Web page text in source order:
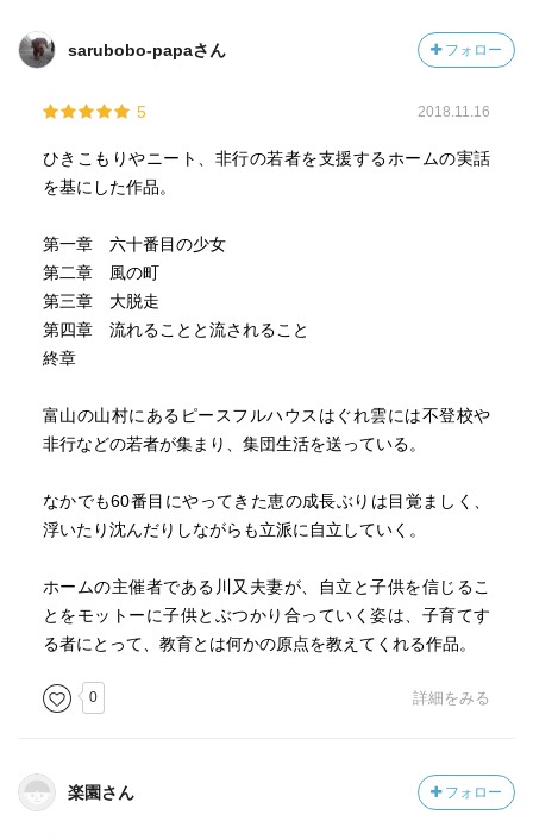
sarubobo-papaさん フォロー
5 2018.11.16
ひきこもりやニート、非行の若者を支援するホームの実話
を基にした作品。
第一章 六十番目の少女
第二章 風の町
第三章 大脱走
第四章 流れることと流されること
終章
富山の山村にあるピースフルハウスはぐれ雲には不登校や
非行などの若者が集まり、集団生活を送っている。
なかでも60番目にやってきた恵の成長ぶりは目覚ましく、
浮いたり沈んだりしながらも立派に自立していく。
ホームの主催者である川又夫妻が、自立と子供を信じるこ
とをモットーに子供とぶつかり合っていく姿は、子育てす
る者にとって、教育とは何かの原点を教えてくれる作品。
0 詳細をみる
楽園さん フォロー